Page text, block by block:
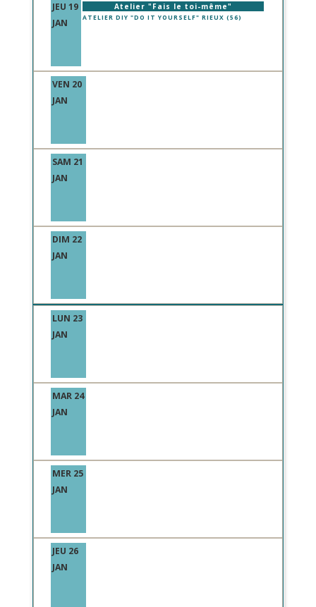
JEU 19
JAN
Atelier "Fais le toi-même"
ATELIER DIY "DO IT YOURSELF" RIEUX (56)
VEN 20
JAN
SAM 21
JAN
DIM 22
JAN
LUN 23
JAN
MAR 24
JAN
MER 25
JAN
JEU 26
JAN